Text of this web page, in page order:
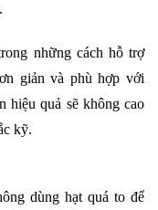
những cách hỗ trợ
giản và phù hợp với
hiệu quả sẽ không cao
kỹ.
dùng hạt quá to để